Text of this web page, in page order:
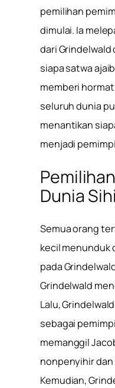
pemilihan
dimulai. Ia
dari Grindelwald
siapa satwa
memberi
seluruh dunia
menantikan
menjadi
Dunia
Semua orang
kecil menunduk
pada
Grindelwald
Lalu,
sebagai
memanggil
nonpenyihir
Kemudian,